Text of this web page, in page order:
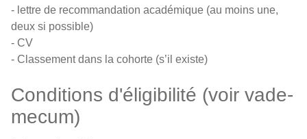
- lettre de recommandation académique (au moins une,
deux si possible)
- CV
- Classement dans la cohorte (s’il existe)
Conditions d'éligibilité (voir vade-
mecum)